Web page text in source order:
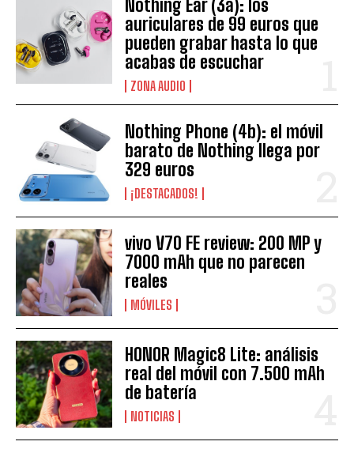
Nothing Ear (3a): los
auriculares de 99 euros que
pueden grabar hasta lo que
acabas de escuchar
ZONA AUDIO
Nothing Phone (4b): el móvil
barato de Nothing llega por
329 euros
¡DESTACADOS!
vivo V70 FE review: 200 MP y
7000 mAh que no parecen
reales
MÓVILES
HONOR Magic8 Lite: análisis
real del móvil con 7.500 mAh
de batería
NOTICIAS